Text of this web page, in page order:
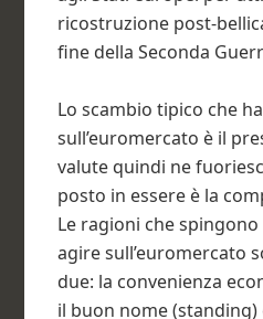
ricostruzione post-
fine della Seconda
Lo scambio tipico che
sull’euromercato è il
valute quindi ne
posto in essere è la
Le ragioni che
agire sull’euromercato
due: la convenienza
il buon nome (standing)